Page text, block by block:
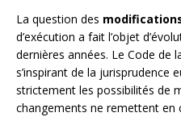
La question des
d’exécution a fait l’objet
dernières années. Le Code de
s’inspirant de la jurisprudence
strictement les possibilités de
changements ne remettent en